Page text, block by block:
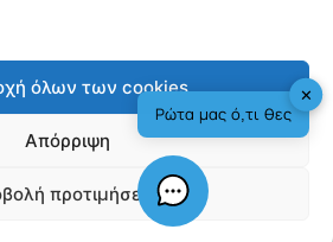
όλων των cookies
Απόρριψη
προτιμήσεων
ΜΟΝΟΠΡΟΣΩΠΗ Α.Ε © 2026
✕
Ρώτα μας ό,τι θες